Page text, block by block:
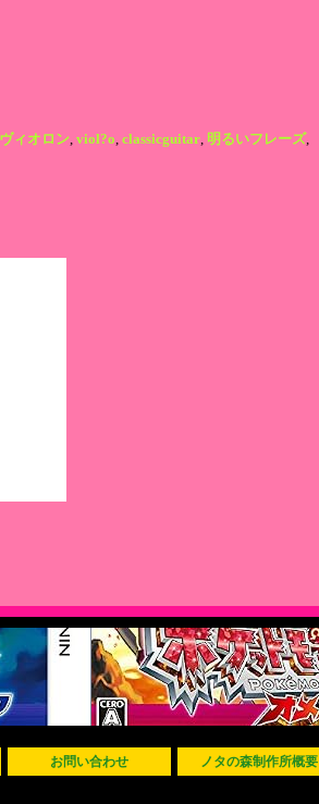
ヴィオロン, viol?o, classicguitar, 明るいフレーズ,
お問い合わせ ノタの森制作所概要